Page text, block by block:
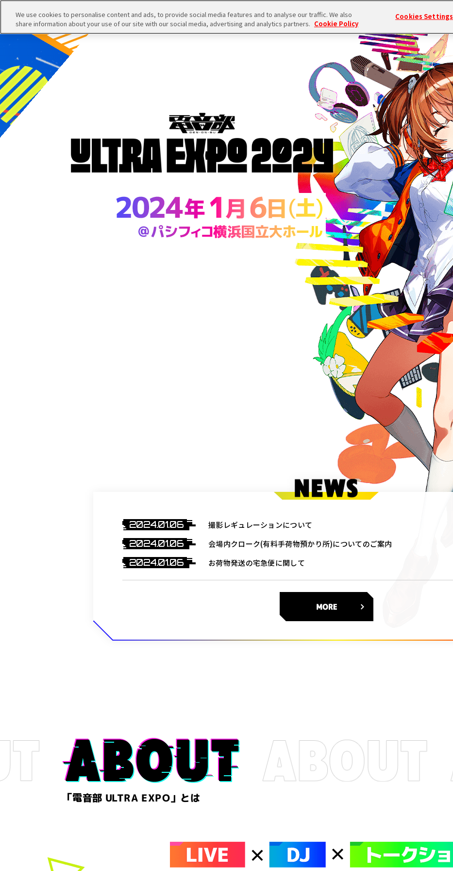
2024.01.06 撮影レギュレーションについて
2024.01.06 会場内クローク(有料手荷物預かり所)についてのご案内
2024.01.06 お荷物発送の宅急便に関して
「電音部 ULTRA EXPO」とは
We use cookies to personalise content and ads, to provide social media features and to analyse our traffic. We also
share information about your use of our site with our social media, advertising and analytics partners. Cookie Policy
Cookies Settings